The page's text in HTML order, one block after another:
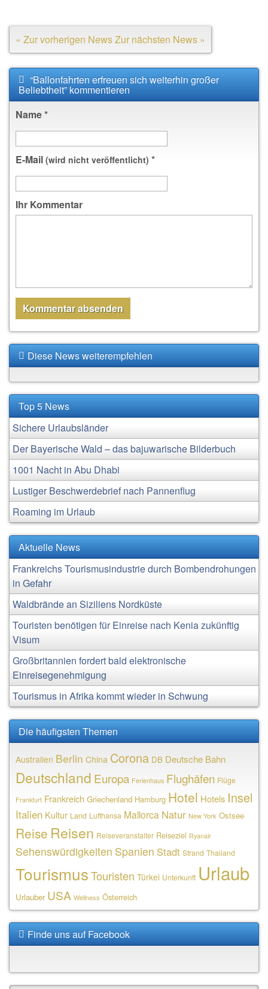
« Zur vorherigen NewsZur nächsten News »
“Ballonfahrten erfreuen sich weiterhin großer
Beliebtheit” kommentieren
Name*
E-Mail (wird nicht veröffentlicht) *
Ihr Kommentar
Diese News weiterempfehlen
Top 5 News
Sichere Urlaubsländer
Der Bayerische Wald – das bajuwarische Bilderbuch
1001 Nacht in Abu Dhabi
Lustiger Beschwerdebrief nach Pannenflug
Roaming im Urlaub
Aktuelle News
Frankreichs Tourismusindustrie durch Bombendrohungen
in Gefahr
Waldbrände an Siziliens Nordküste
Touristen benötigen für Einreise nach Kenia zukünftig
Visum
Großbritannien fordert bald elektronische
Einreisegenehmigung
Tourismus in Afrika kommt wieder in Schwung
Die häufigsten Themen
Australien Berlin China Corona DB Deutsche Bahn
Deutschland Europa Ferienhaus Flughäfen Flüge
Frankfurt Frankreich Griechenland Hamburg Hotel Hotels Insel
Italien Kultur Land Lufthansa Mallorca Natur New York Ostsee
Reise Reisen Reiseveranstalter Reiseziel Ryanair
Sehenswürdigkeiten Spanien Stadt Strand Thailand
TourismusTouristen Türkei Unterkunft Urlaub
Urlauber USA Wellness Österreich
Finde uns auf Facebook